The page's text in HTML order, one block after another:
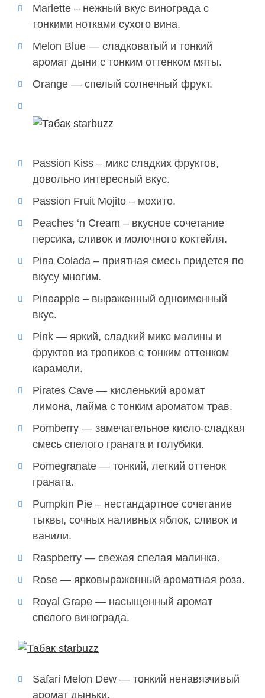
Marlette – нежный вкус винограда с
тонкими нотками сухого вина.
Melon Blue — сладковатый и тонкий
аромат дыни с тонким оттенком мяты.
Orange — спелый солнечный фрукт.
Passion Kiss – микс сладких фруктов,
довольно интересный вкус.
Passion Fruit Mojito – мохито.
Peaches ‘n Cream – вкусное сочетание
персика, сливок и молочного коктейля.
Pina Colada – приятная смесь придется по
вкусу многим.
Pineapple – выраженный одноименный
вкус.
Pink — яркий, сладкий микс малины и
фруктов из тропиков с тонким оттенком
карамели.
Pirates Cave — кисленький аромат
лимона, лайма с тонким ароматом трав.
Pomberry — замечательное кисло-сладкая
смесь спелого граната и голубики.
Pomegranate — тонкий, легкий оттенок
граната.
Pumpkin Pie – нестандартное сочетание
тыквы, сочных наливных яблок, сливок и
ванили.
Raspberry — свежая спелая малинка.
Rose — ярковыраженный ароматная роза.
Royal Grape — насыщенный аромат
спелого винограда.
Safari Melon Dew — тонкий ненавязчивый
аромат дыньки.